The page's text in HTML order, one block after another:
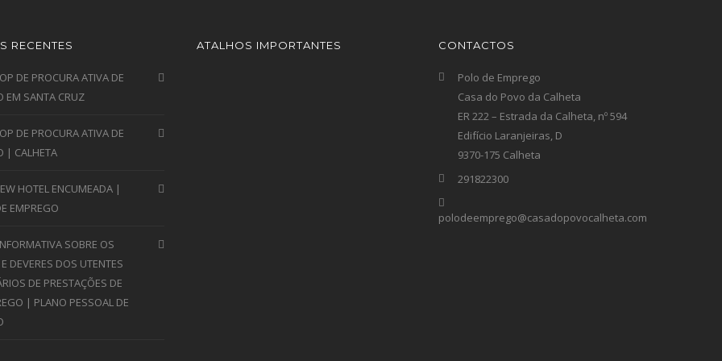
RECENTES
DE PROCURA ATIVA DE
EM SANTA CRUZ
DE PROCURA ATIVA DE
| CALHETA
HOTEL ENCUMEADA |
EMPREGO
SOBRE OS
DEVERES DOS UTENTES
DE PRESTAÇÕES DE
| PLANO PESSOAL DE
ATALHOS IMPORTANTES CONTACTOS
Polo de Emprego
Casa do Povo da Calheta
ER 222 – Estrada da Calheta, nº 594
Edifício Laranjeiras, D
9370-175 Calheta
291822300
polodeemprego@casadopovocalheta.com